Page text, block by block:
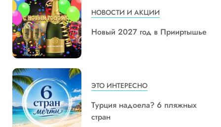
НОВОСТИ И АКЦИИ
Новый 2027 год в Прииртышье
ЭТО ИНТЕРЕСНО
Турция надоела? 6 пляжных
стран